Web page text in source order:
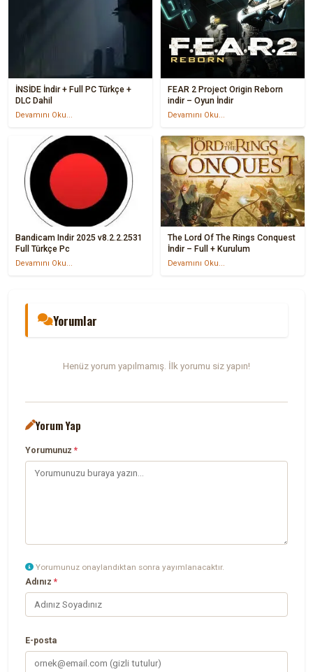
İNSİDE İndir + Full PC Türkçe +
DLC Dahil
Devamını Oku...
FEAR 2 Project Origin Reborn
indir – Oyun İndir
Devamını Oku...
Bandicam Indir 2025 v8.2.2.2531
Full Türkçe Pc
Devamını Oku...
The Lord Of The Rings Conquest
İndir – Full + Kurulum
Devamını Oku...
Yorumlar
Henüz yorum yapılmamış. İlk yorumu siz yapın!
Yorum Yap
Yorumunuz*
Yorumunuz onaylandıktan sonra yayımlanacaktır.
Adınız*
E-posta